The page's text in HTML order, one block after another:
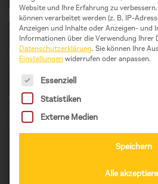
Website und Ihre Erfahrung zu verbessern.
können verarbeitet werden (z. B. IP-
Anzeigen und Inhalte oder Anzeigen- und
Informationen über die Verwendung Ihrer
Datenschutzerklärung. Sie können Ihre
Einstellungenwiderrufen oder anpassen.
Es folgt eine Liste der Service-
Essenziell
Statistiken
Externe Medien
Speichern
Alle